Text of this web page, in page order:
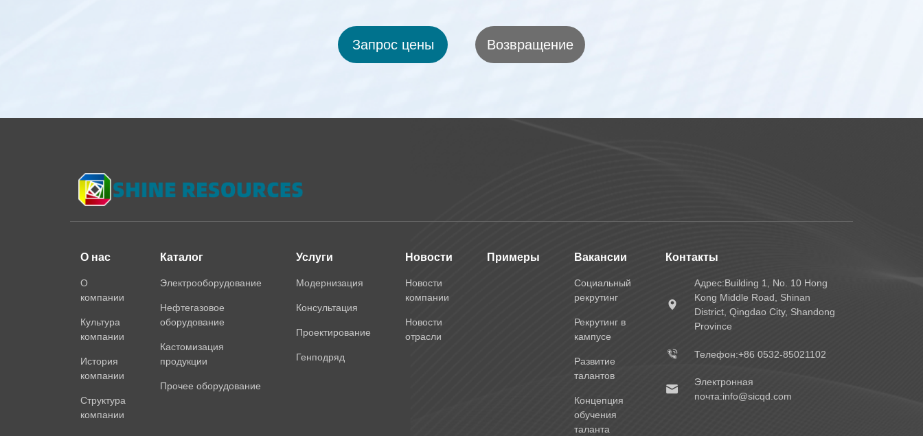
Запрос цены Возвращение
О нас
О
компании
Культура
компании
История
компании
Структура
компании
Каталог
Электрооборудование
Нефтегазовое
оборудование
Кастомизация
продукции
Прочее оборудование
Услуги
Модернизация
Консультация
Проектирование
Генподряд
Новости
Новости
компании
Новости
отрасли
Примеры Вакансии
Социальный
рекрутинг
Рекрутинг в
кампусе
Развитие
талантов
Концепция
обучения
таланта
Контакты
Адрес:Building 1, No. 10 Hong
Kong Middle Road, Shinan
District, Qingdao City, Shandong
Province
Телефон:+86 0532-85021102
Электронная
почта:info@sicqd.com